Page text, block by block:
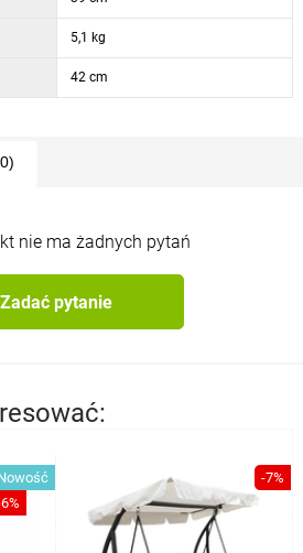
5,1 kg
42 cm
nie ma żadnych pytań
Zadać pytanie
-7%